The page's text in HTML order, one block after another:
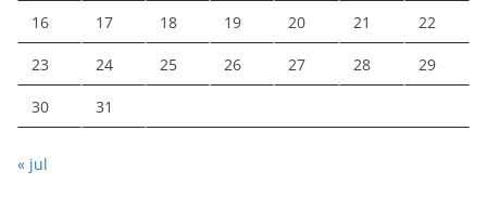
16 17 18 19 20 21 22
23 24 25 26 27 28 29
30 31
« jul